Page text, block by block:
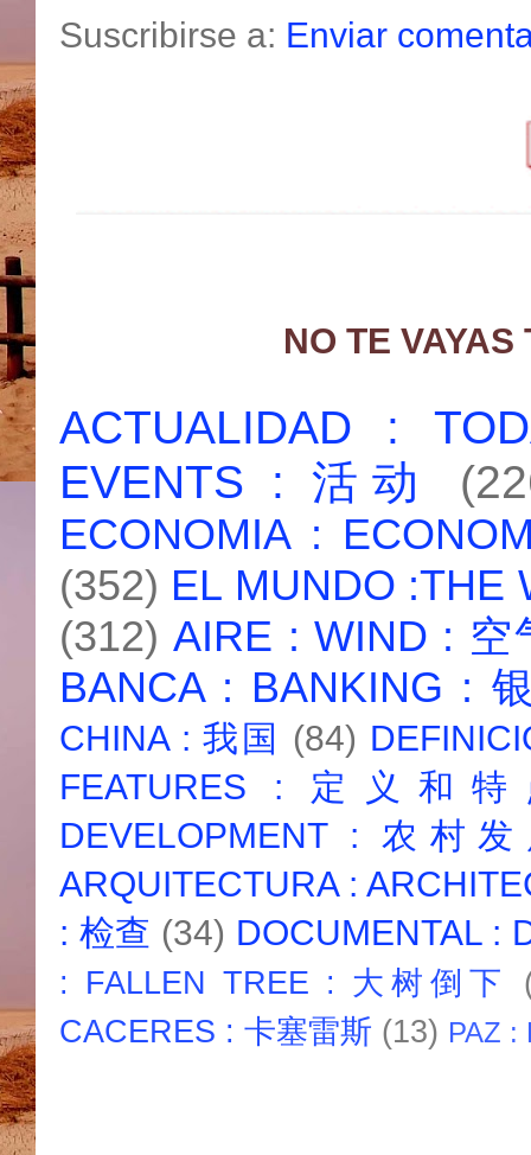
Suscribirse a: Enviar
NO TE
ACTUALIDAD :
EVENTS : 活动
ECONOMIA :
(352) EL MUNDO :THE
(312) AIRE : WIND : 空
BANCA : BANKING :
CHINA : 我国 (84)
FEATURES : 定义和
DEVELOPMENT : 农村
ARQUITECTURA :
: 检查 (34) DOCUMENTAL :
: FALLEN TREE : 大树倒下
CACERES : 卡塞雷斯 (13) PAZ :